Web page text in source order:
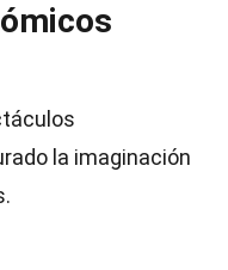
la imaginación